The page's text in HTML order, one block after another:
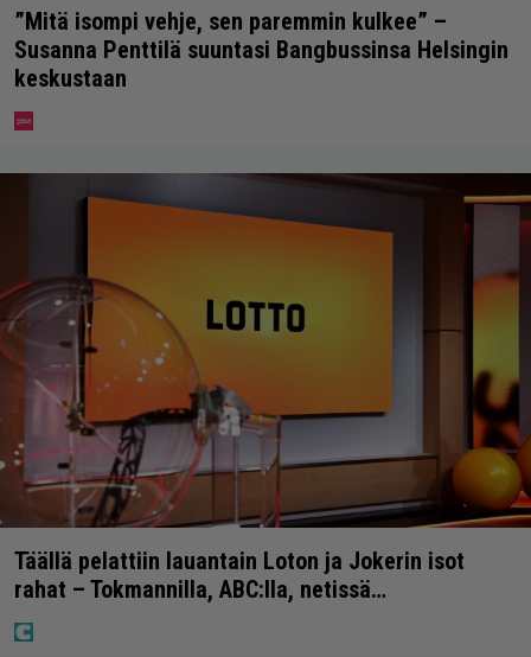
”Mitä isompi vehje, sen paremmin kulkee” –
Susanna Penttilä suuntasi Bangbussinsa Helsingin
keskustaan
Täällä pelattiin lauantain Loton ja Jokerin isot
rahat – Tokmannilla, ABC:lla, netissä…